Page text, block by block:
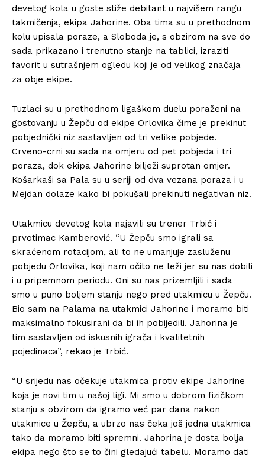
devetog kola u goste stiže debitant u najvišem rangu
takmičenja, ekipa Jahorine. Oba tima su u prethodnom
kolu upisala poraze, a Sloboda je, s obzirom na sve do
sada prikazano i trenutno stanje na tablici, izraziti
favorit u sutrašnjem ogledu koji je od velikog značaja
za obje ekipe.
Tuzlaci su u prethodnom ligaškom duelu poraženi na
gostovanju u Žepču od ekipe Orlovika čime je prekinut
pobjednički niz sastavljen od tri velike pobjede.
Crveno-crni su sada na omjeru od pet pobjeda i tri
poraza, dok ekipa Jahorine bilježi suprotan omjer.
Košarkaši sa Pala su u seriji od dva vezana poraza i u
Mejdan dolaze kako bi pokušali prekinuti negativan niz.
Utakmicu devetog kola najavili su trener Trbić i
prvotimac Kamberović. “U Žepču smo igrali sa
skraćenom rotacijom, ali to ne umanjuje zasluženu
pobjedu Orlovika, koji nam očito ne leži jer su nas dobili
i u pripemnom periodu. Oni su nas prizemljili i sada
smo u puno boljem stanju nego pred utakmicu u Žepču.
Bio sam na Palama na utakmici Jahorine i moramo biti
maksimalno fokusirani da bi ih pobijedili. Jahorina je
tim sastavljen od iskusnih igrača i kvalitetnih
pojedinaca”, rekao je Trbić.
“U srijedu nas očekuje utakmica protiv ekipe Jahorine
koja je novi tim u našoj ligi. Mi smo u dobrom fizičkom
stanju s obzirom da igramo već par dana nakon
utakmice u Žepču, a ubrzo nas čeka još jedna utakmica
tako da moramo biti spremni. Jahorina je dosta bolja
ekipa nego što se to čini gledajući tabelu. Moramo dati